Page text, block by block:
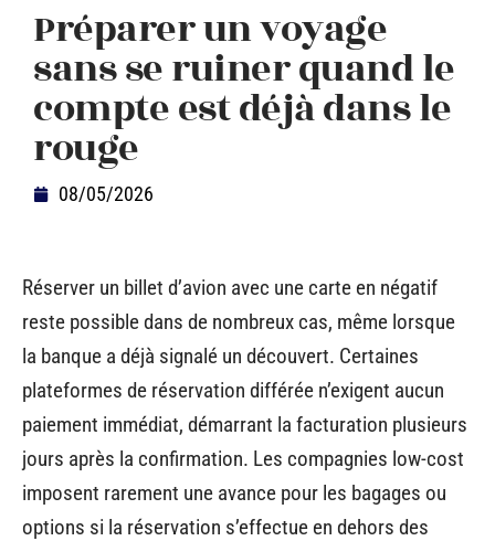
Préparer un voyage
sans se ruiner quand le
compte est déjà dans le
rouge
08/05/2026
Réserver un billet d’avion avec une carte en négatif
reste possible dans de nombreux cas, même lorsque
la banque a déjà signalé un découvert. Certaines
plateformes de réservation différée n’exigent aucun
paiement immédiat, démarrant la facturation plusieurs
jours après la confirmation. Les compagnies low-cost
imposent rarement une avance pour les bagages ou
options si la réservation s’effectue en dehors des